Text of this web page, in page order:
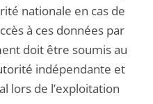
nationale en cas de
à ces données par
doit être soumis au
indépendante et
lors de l’exploitation